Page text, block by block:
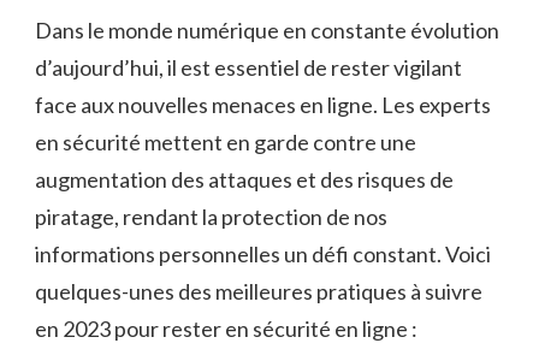
Dans le⁤ monde numérique‍ en constante évolution
d’aujourd’hui, il est essentiel de rester vigilant
face aux‍ nouvelles menaces en ligne.⁤ Les experts
en ⁣sécurité mettent en garde⁤ contre une
augmentation des attaques et des risques ‍de
piratage, rendant la protection de nos
informations⁢ personnelles un défi constant. Voici
‍quelques-unes des⁢ meilleures pratiques à suivre
⁣en 2023 pour rester⁣ en​ sécurité en ligne :